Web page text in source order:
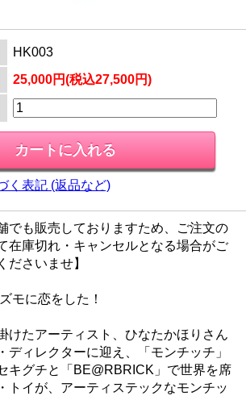
HK003
25,000円(税込27,500円)
く表記 (返品など)
でも販売しておりますため、ご注文の
在庫切れ・キャンセルとなる場合がご
ださいませ】
モに恋をした！
けたアーティスト、ひなたかほりさん
ディレクターに迎え、「モンチッチ」
キグチと「BE@RBRICK」で世界を席
トイが、アーティステックなモンチッ